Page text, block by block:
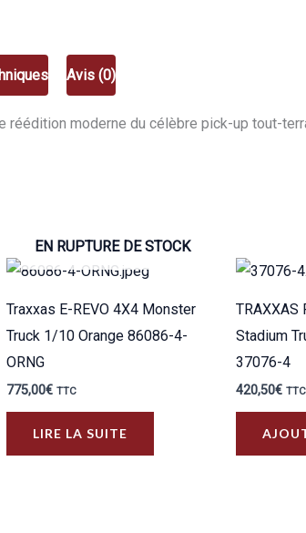
Avis (0)
réédition moderne du célèbre pick-up tout-
EN RUPTURE DE STOCK
Traxxas E-REVO 4X4 Monster
Truck 1/10 Orange 86086-4-
ORNG
775,00€ TTC
LIRE LA SUITE
TRAXXAS
Stadium
37076-4
420,50€ TTC